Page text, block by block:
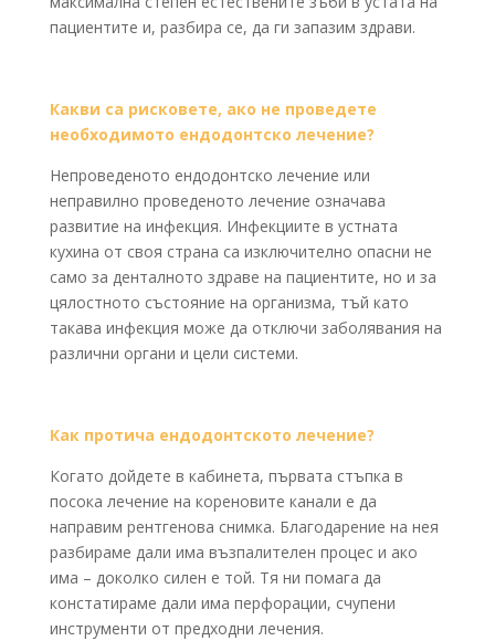
пациентите и, разбира се, да ги запазим здрави.
Какви са рисковете, ако не проведете
необходимото ендодонтско лечение?
Непроведеното ендодонтско лечение или
неправилно проведеното лечение означава
развитие на инфекция. Инфекциите в устната
кухина от своя страна са изключително опасни не
само за денталното здраве на пациентите, но и за
цялостното състояние на организма, тъй като
такава инфекция може да отключи заболявания на
различни органи и цели системи.
Как протича ендодонтското лечение?
Когато дойдете в кабинета, първата стъпка в
посока лечение на кореновите канали е да
направим рентгенова снимка. Благодарение на нея
разбираме дали има възпалителен процес и ако
има – доколко силен е той. Тя ни помага да
констатираме дали има перфорации, счупени
инструменти от предходни лечения.